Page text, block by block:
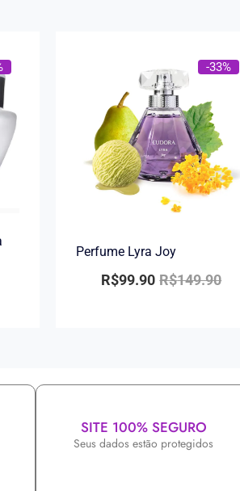
-33%
Perfume Lyra Joy
R$149.90
R$99.90
SITE 100% SEGURO
Seus dados estão protegidos